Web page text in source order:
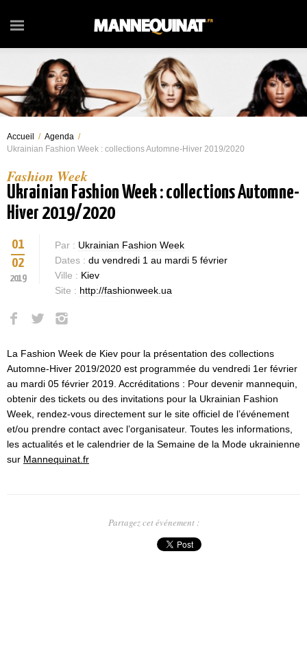
Accueil / Agenda /
Ukrainian Fashion Week : collections Automne-Hiver 2019/2020
Fashion Week
Ukrainian Fashion Week : collections Automne-
Hiver 2019/2020
01
02
2019
Par : Ukrainian Fashion Week
Dates : du vendredi 1 au mardi 5 février
Ville : Kiev
Site : http://fashionweek.ua
La Fashion Week de Kiev pour la présentation des collections
Automne-Hiver 2019/2020 est programmée du vendredi 1er février
au mardi 05 février 2019. Accréditations : Pour devenir mannequin,
obtenir des tickets ou des invitations pour la Ukrainian Fashion
Week, rendez-vous directement sur le site officiel de l’événement
et/ou prendre contact avec l’organisateur. Toutes les informations,
les actualités et le calendrier de la Semaine de la Mode ukrainienne
sur Mannequinat.fr
Partagez cet événement :